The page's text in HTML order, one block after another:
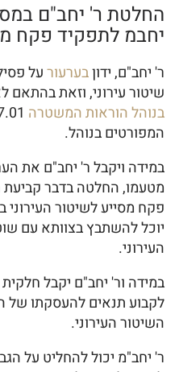
החלטת ר' יחב"ם
יחבמ לתפקיד פקח
ר' יחב"ם, ידוןבערעורעל
שיטור עירוני, וזאת
בנוהל הוראות המשטרה
המפורטים בנוהל.
במידה ויקבל ר' יחב"ם את
מטעמו, החלטה בדבר
פקח מסייע לשיטור
יוכל להשתבץ בצוותא עם
העירוני.
במידה ור' יחב"ם יקבל
לקבוע תנאים להעסקתו של
השיטור העירוני.
ר' יחב"מ יכול להחליט על